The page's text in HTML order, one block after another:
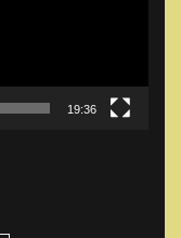
19:36